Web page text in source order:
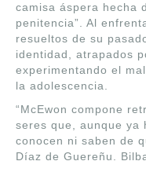
camisa áspera hecha
penitencia”. Al
resueltos de su
identidad, atrapados
experimentando el
la adolescencia.
“McEwon compone
seres que, aunque ya
conocen ni saben de
Díaz de Guereñu.